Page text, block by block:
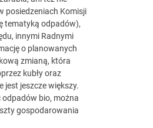
posiedzeniach Komisji
tematyką odpadów),
innymi Radnymi
o planowanych
zmianą, która
kubły oraz
jest jeszcze większy.
bio, można
gospodarowania